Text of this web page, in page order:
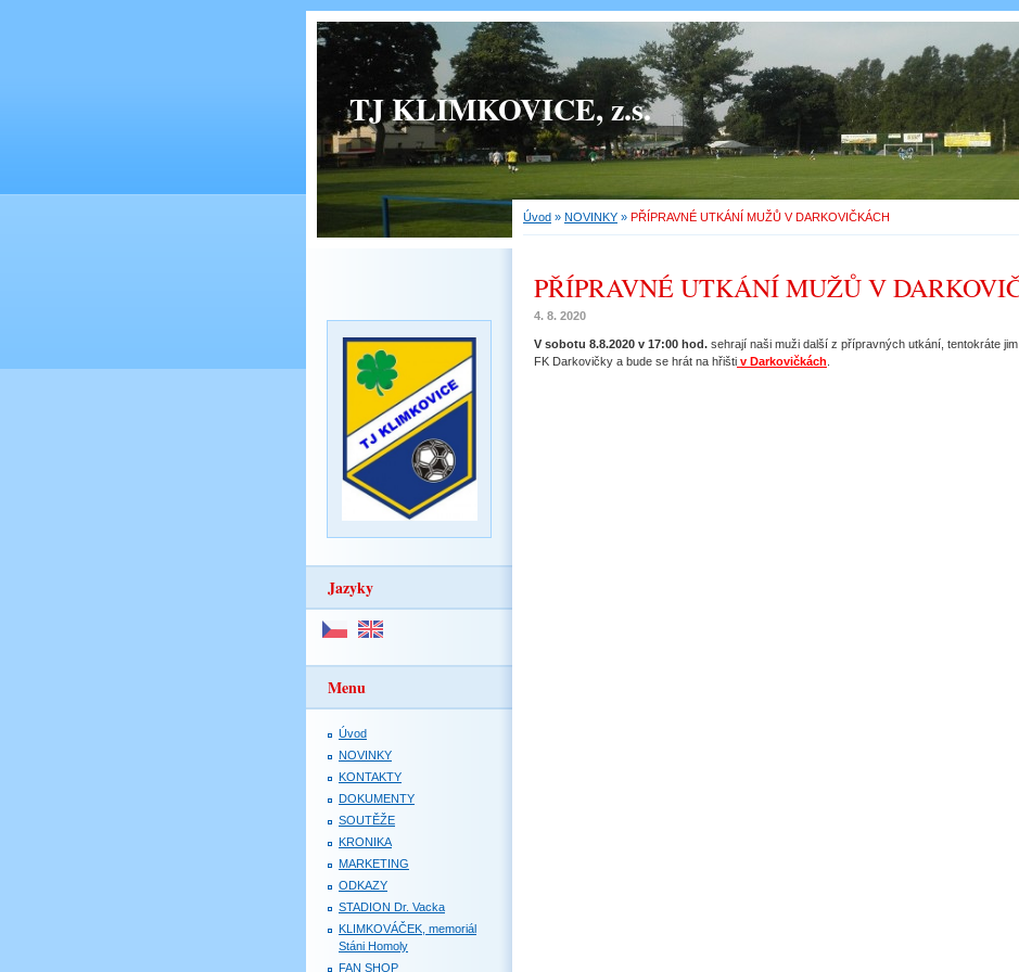
TJ KLIMKOVICE, z.s.
Úvod » NOVINKY » PŘÍPRAVNÉ UTKÁNÍ MUŽŮ V DARKOVIČKÁCH
PŘÍPRAVNÉ UTKÁNÍ MUŽŮ V
4. 8. 2020
V sobotu 8.8.2020 v 17:00 hod. sehrají naši muži další z přípravných utkání, tentokráte
FK Darkovičky a bude se hrát na hřišti v Darkovičkách
Jazyky
Menu
Úvod
NOVINKY
KONTAKTY
DOKUMENTY
SOUTĚŽE
KRONIKA
MARKETING
ODKAZY
STADION Dr. Vacka
KLIMKOVÁČEK, memoriál
Stáni Homoly
FAN SHOP